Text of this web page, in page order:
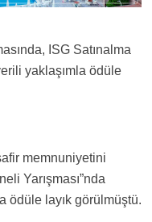
ISG Satınalma
yaklaşımla ödüle
memnuniyetini
Yarışması”nda
ödüle layık görülmüştü.